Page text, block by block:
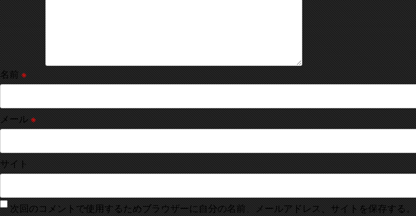
名前※
メール※
サイト
次回のコメントで使用するためブラウザーに自分の名前、メールアドレス、サイトを保存する。